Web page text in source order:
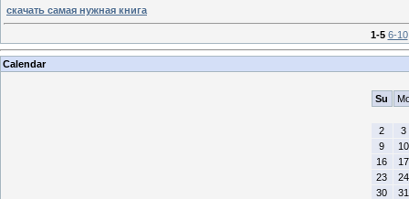
скачать самая нужная книга
1-5 6-10
Calendar
Su
2
3
9
10
16
17
23
24
30
31